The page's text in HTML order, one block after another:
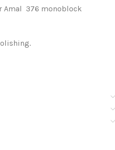
Amal 376 monoblock